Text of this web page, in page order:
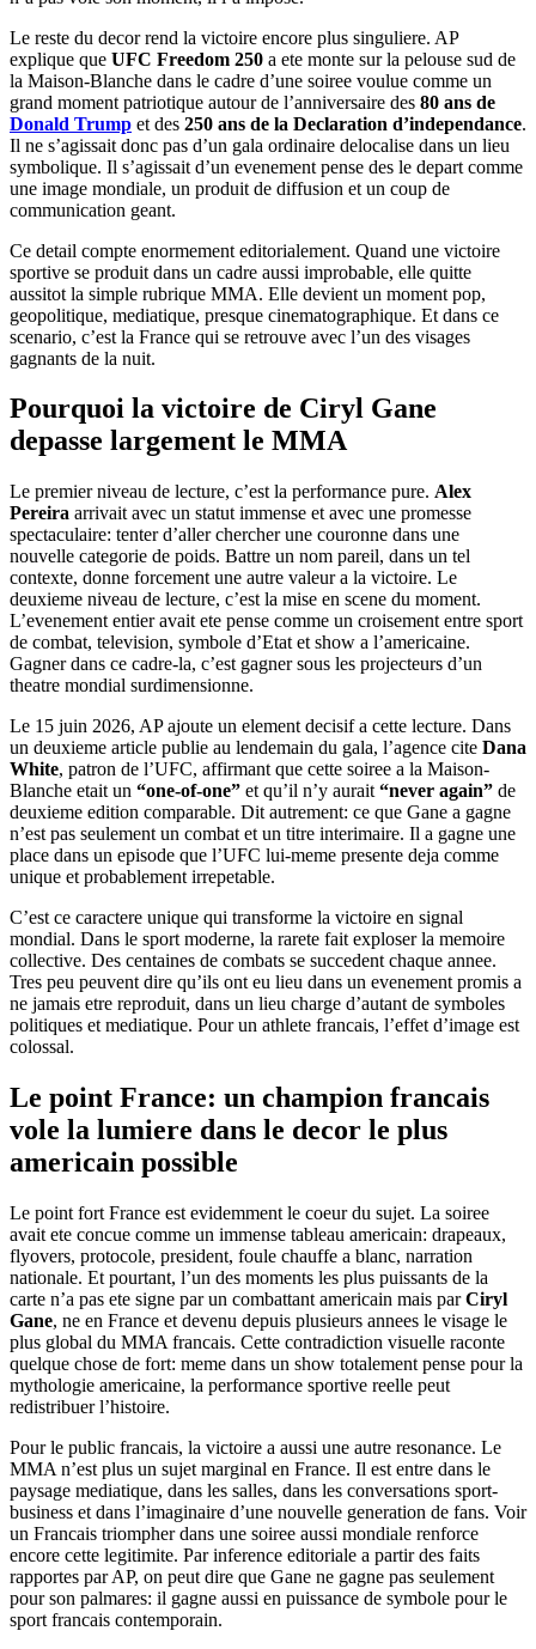
Le reste du decor rend la victoire encore plus singuliere. AP
explique que UFC Freedom 250 a ete monte sur la pelouse sud de
la Maison-Blanche dans le cadre d’une soiree voulue comme un
grand moment patriotique autour de l’anniversaire des 80 ans de
Donald Trump et des 250 ans de la Declaration d’independance.
Il ne s’agissait donc pas d’un gala ordinaire delocalise dans un lieu
symbolique. Il s’agissait d’un evenement pense des le depart comme
une image mondiale, un produit de diffusion et un coup de
communication geant.
Ce detail compte enormement editorialement. Quand une victoire
sportive se produit dans un cadre aussi improbable, elle quitte
aussitot la simple rubrique MMA. Elle devient un moment pop,
geopolitique, mediatique, presque cinematographique. Et dans ce
scenario, c’est la France qui se retrouve avec l’un des visages
gagnants de la nuit.
Pourquoi la victoire de Ciryl Gane
depasse largement le MMA
Le premier niveau de lecture, c’est la performance pure. Alex
Pereira arrivait avec un statut immense et avec une promesse
spectaculaire: tenter d’aller chercher une couronne dans une
nouvelle categorie de poids. Battre un nom pareil, dans un tel
contexte, donne forcement une autre valeur a la victoire. Le
deuxieme niveau de lecture, c’est la mise en scene du moment.
L’evenement entier avait ete pense comme un croisement entre sport
de combat, television, symbole d’Etat et show a l’americaine.
Gagner dans ce cadre-la, c’est gagner sous les projecteurs d’un
theatre mondial surdimensionne.
Le 15 juin 2026, AP ajoute un element decisif a cette lecture. Dans
un deuxieme article publie au lendemain du gala, l’agence cite Dana
White, patron de l’UFC, affirmant que cette soiree a la Maison-
Blanche etait un “one-of-one” et qu’il n’y aurait “never again” de
deuxieme edition comparable. Dit autrement: ce que Gane a gagne
n’est pas seulement un combat et un titre interimaire. Il a gagne une
place dans un episode que l’UFC lui-meme presente deja comme
unique et probablement irrepetable.
C’est ce caractere unique qui transforme la victoire en signal
mondial. Dans le sport moderne, la rarete fait exploser la memoire
collective. Des centaines de combats se succedent chaque annee.
Tres peu peuvent dire qu’ils ont eu lieu dans un evenement promis a
ne jamais etre reproduit, dans un lieu charge d’autant de symboles
politiques et mediatique. Pour un athlete francais, l’effet d’image est
colossal.
Le point France: un champion francais
vole la lumiere dans le decor le plus
americain possible
Le point fort France est evidemment le coeur du sujet. La soiree
avait ete concue comme un immense tableau americain: drapeaux,
flyovers, protocole, president, foule chauffe a blanc, narration
nationale. Et pourtant, l’un des moments les plus puissants de la
carte n’a pas ete signe par un combattant americain mais parCiryl
Gane, ne en France et devenu depuis plusieurs annees le visage le
plus global du MMA francais. Cette contradiction visuelle raconte
quelque chose de fort: meme dans un show totalement pense pour la
mythologie americaine, la performance sportive reelle peut
redistribuer l’histoire.
Pour le public francais, la victoire a aussi une autre resonance. Le
MMA n’est plus un sujet marginal en France. Il est entre dans le
paysage mediatique, dans les salles, dans les conversations sport-
business et dans l’imaginaire d’une nouvelle generation de fans. Voir
un Francais triompher dans une soiree aussi mondiale renforce
encore cette legitimite. Par inference editoriale a partir des faits
rapportes par AP, on peut dire que Gane ne gagne pas seulement
pour son palmares: il gagne aussi en puissance de symbole pour le
sport francais contemporain.